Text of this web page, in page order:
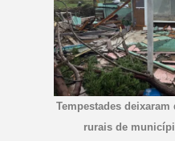
Tempestades
rurais de